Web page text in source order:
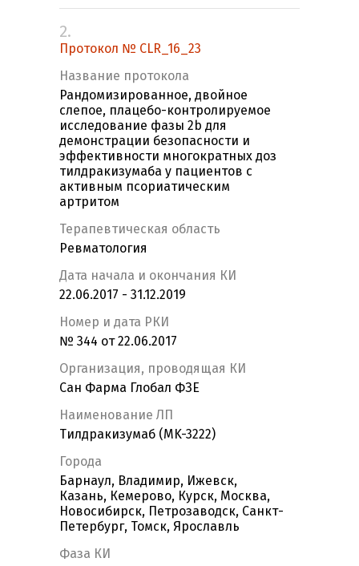
2.
Протокол № CLR_16_23
Название протокола
Рандомизированное, двойное
слепое, плацебо-контролируемое
исследование фазы 2b для
демонстрации безопасности и
эффективности многократных доз
тилдракизумаба у пациентов с
активным псориатическим
артритом
Терапевтическая область
Ревматология
Дата начала и окончания КИ
22.06.2017 - 31.12.2019
Номер и дата РКИ
№ 344 от 22.06.2017
Организация, проводящая КИ
Сан Фарма Глобал ФЗЕ
Наименование ЛП
Тилдракизумаб (MK-3222)
Города
Барнаул, Владимир, Ижевск,
Казань, Кемерово, Курск, Москва,
Новосибирск, Петрозаводск, Санкт-
Петербург, Томск, Ярославль
Фаза КИ